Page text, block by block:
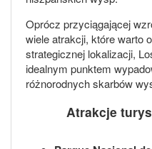
Oprócz przyciągającej
wiele atrakcji, które warto
strategicznej lokalizacji,
idealnym punktem
różnorodnych skarbów
Atrakcje